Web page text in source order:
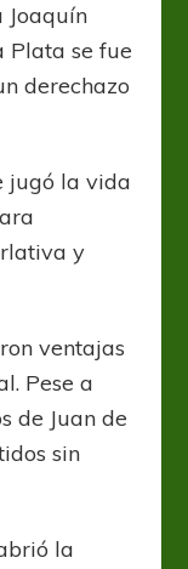
Plata se fue
derechazo
jugó la vida
y
ventajas
Pese a
de Juan de
sin
la